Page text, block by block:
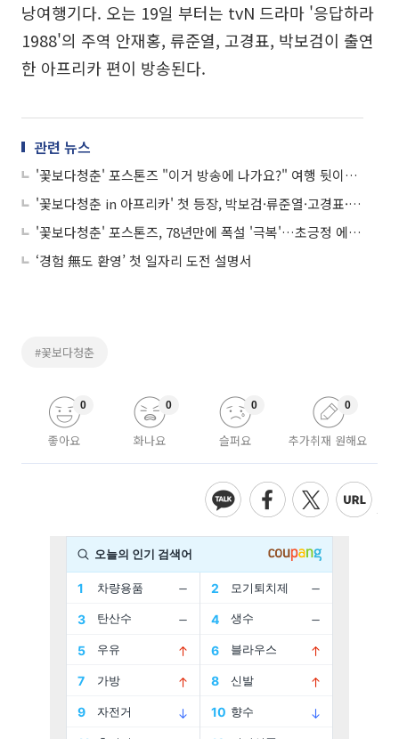
낭여행기다. 오는 19일 부터는 tvN 드라마 '응답하라
1988'의 주역 안재홍, 류준열, 고경표, 박보검이 출연
한 아프리카 편이 방송된다.
관련 뉴스
'꽃보다청춘' 포스톤즈 "이거 방송에 나가요?" 여행 뒷이야기 공개
'꽃보다청춘 in 아프리카' 첫 등장, 박보검·류준열·고경표·안재홍 "자유다"
'꽃보다청춘' 포스톤즈, 78년만에 폭설 '극복'…초긍정 에너지!
‘경험 無도 환영’ 첫 일자리 도전 설명서
#꽃보다청춘
좋아요
0
화나요
0
슬퍼요
0
추가취재 원해요
0